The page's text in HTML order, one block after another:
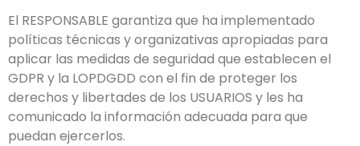
El RESPONSABLE garantiza que ha implementado
políticas técnicas y organizativas apropiadas para
aplicar las medidas de seguridad que establecen el
GDPR y la LOPDGDD con el fin de proteger los
derechos y libertades de los USUARIOS y les ha
comunicado la información adecuada para que
puedan ejercerlos.